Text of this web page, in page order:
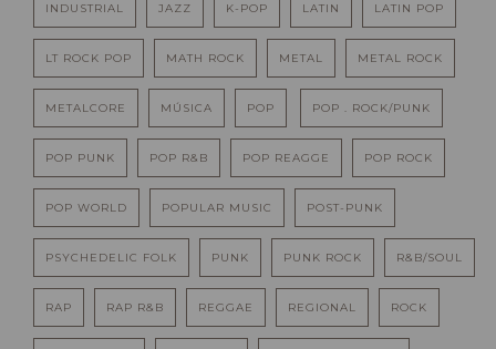
INDUSTRIAL JAZZ K-POP LATIN LATIN POP
LT ROCK POP MATH ROCK METAL METAL ROCK
METALCORE MÚSICA POP POP . ROCK/PUNK
POP PUNK POP R&B POP REAGGE POP ROCK
POP WORLD POPULAR MUSIC POST-PUNK
PSYCHEDELIC FOLK PUNK PUNK ROCK R&B/SOUL
RAP RAP R&B REGGAE REGIONAL ROCK